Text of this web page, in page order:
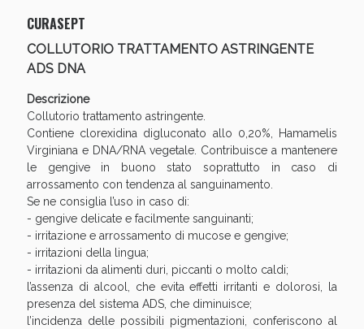
CURASEPT
COLLUTORIO TRATTAMENTO ASTRINGENTE
ADS DNA
Descrizione
Collutorio trattamento astringente.
Contiene clorexidina digluconato allo 0,20%, Hamamelis
Virginiana e DNA/RNA vegetale. Contribuisce a mantenere
le gengive in buono stato soprattutto in caso di
arrossamento con tendenza al sanguinamento.
Se ne consiglia l’uso in caso di:
- gengive delicate e facilmente sanguinanti;
- irritazione e arrossamento di mucose e gengive;
- irritazioni della lingua;
- irritazioni da alimenti duri, piccanti o molto caldi;
l’assenza di alcool, che evita effetti irritanti e dolorosi, la
presenza del sistema ADS, che diminuisce;
l’incidenza delle possibili pigmentazioni, conferiscono al
Sconto fino al 55% disponibile oggi!